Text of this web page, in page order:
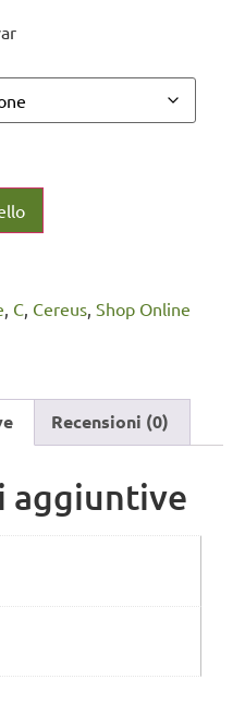
C Cereus Shop Online
Recensioni (0)
aggiuntive